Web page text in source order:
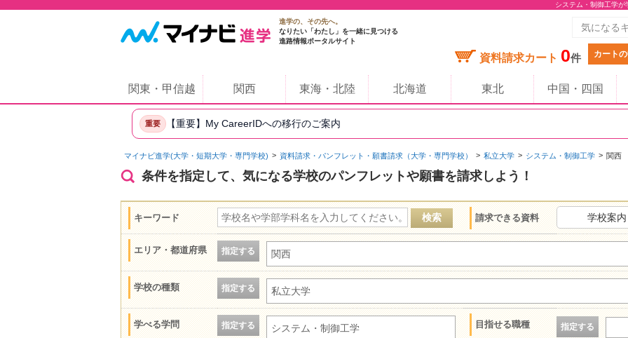
システム・制御工学
進学の、その先へ。
なりたい「わたし」を一緒に見つける
進路情報ポータルサイト
資料請求カート 0件 カート
関東・甲信越 関西 東海・北陸 北海道 東北 中国・四国
重要 【重要】My CareerIDへの移行のご案内
マイナビ進学(大学・短期大学・専門学校) 資料請求・パンフレット・願書請求（大学・専門学校） 私立大学 システム・制御工学 関西
条件を指定して、気になる学校のパンフレットや願書を請求しよう！
キーワード 請求できる資料 学校案内
エリア・都道府県 指定する 関西
学校の種類 指定する 私立大学
学べる学問 指定する システム・制御工学 目指せる職種 指定する